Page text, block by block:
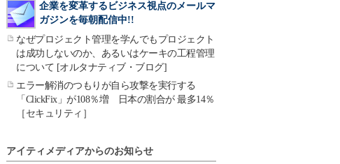
企業を変革するビジネス視点のメールマ
ガジンを毎朝配信中!!
なぜプロジェクト管理を学んでもプロジェクト
は成功しないのか、あるいはケーキの工程管理
について [オルタナティブ・ブログ]
エラー解消のつもりが自ら攻撃を実行する
「ClickFix」が108％増 日本の割合が 最多14％
［セキュリティ］
アイティメディアからのお知らせ